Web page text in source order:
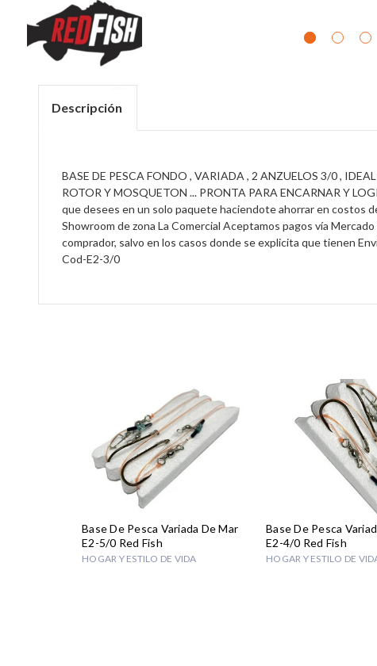
Descripción
BASE DE PESCA FONDO , VARIADA , 2 ANZUELOS 3/0 ,
ROTOR Y MOSQUETON ... PRONTA PARA ENCARNAR Y
que desees en un solo paquete haciendote ahorrar en costos
Showroom de zona La Comercial Aceptamos pagos vía
comprador, salvo en los casos donde se explicita que tienen
Cod-E2-3/0
Base De Pesca Variada De Mar
E2-5/0 Red Fish
HOGAR Y ESTILO DE VIDA
Base De Pesca
E2-4/0 Red Fish
HOGAR Y ESTILO DE